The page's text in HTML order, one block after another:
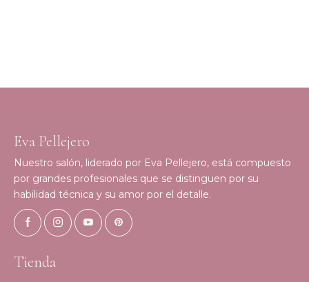
Eva Pellejero
Nuestro salón, liderado por Eva Pellejero, está compuesto
por grandes profesionales que se distinguen por su
habilidad técnica y su amor por el detalle.
Tienda